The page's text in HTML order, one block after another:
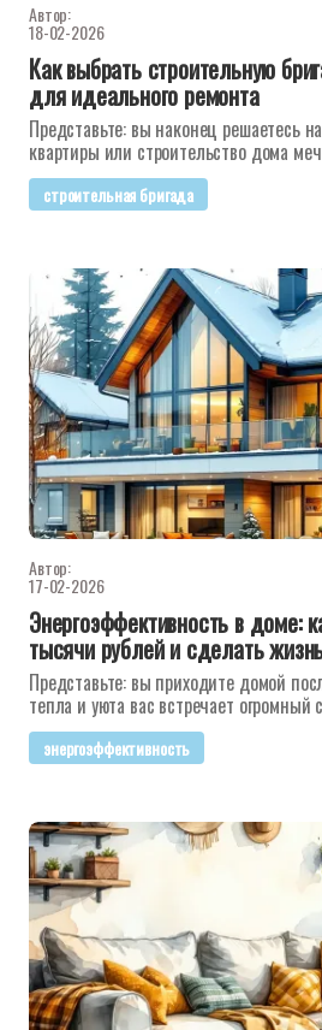
Автор:
18-02-2026
Как выбрать строительную
для идеального ремонта
Представьте: вы наконец решаетесь
квартиры или строительство дома
строительная бригада
Автор:
17-02-2026
Энергоэффективность в доме:
тысячи рублей и сделать
Представьте: вы приходите домой
тепла и уюта вас встречает огромный
энергоэффективность